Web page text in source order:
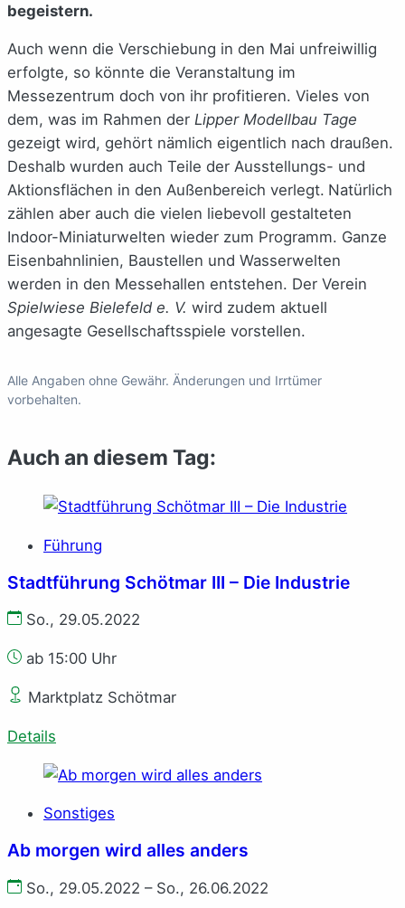
begeistern.
Auch wenn die Verschiebung in den Mai unfreiwillig
erfolgte, so könnte die Veranstaltung im
Messezentrum doch von ihr profitieren. Vieles von
dem, was im Rahmen der Lipper Modellbau Tage
gezeigt wird, gehört nämlich eigentlich nach draußen.
Deshalb wurden auch Teile der Ausstellungs- und
Aktionsflächen in den Außenbereich verlegt. Natürlich
zählen aber auch die vielen liebevoll gestalteten
Indoor-Miniaturwelten wieder zum Programm. Ganze
Eisenbahnlinien, Baustellen und Wasserwelten
werden in den Messehallen entstehen. Der Verein
Spielwiese Bielefeld e. V. wird zudem aktuell
angesagte Gesellschaftsspiele vorstellen.
Alle Angaben ohne Gewähr. Änderungen und Irrtümer
vorbehalten.
Auch an diesem Tag:
Führung
Stadtführung Schötmar III – Die Industrie
So., 29.05.2022
ab 15:00 Uhr
Marktplatz Schötmar
Details
Sonstiges
Ab morgen wird alles anders
So., 29.05.2022 – So., 26.06.2022